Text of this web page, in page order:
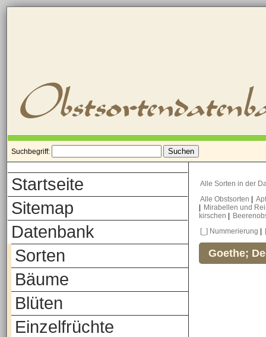
Suchbegriff:
Startseite
Sitemap
Datenbank
Sorten
Bäume
Blüten
Einzelfrüchte
Alle Sorten in der
Alle Obstsorten
Mirabellen und
kirschen
[_] Nummerierung
Goethe;